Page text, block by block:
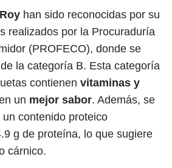
han sido reconocidas por su
realizados por la Procuraduría
(PROFECO), donde se
la categoría B. Esta categoría
contienen vitaminas y
un mejor sabor. Además, se
contenido proteico
g de proteína, lo que sugiere
cárnico.